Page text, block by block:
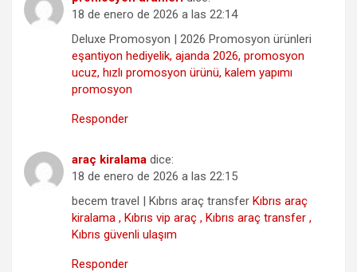
18 de enero de 2026 a las 22:14
Deluxe Promosyon | 2026 Promosyon ürünleri
eşantiyon hediyelik, ajanda 2026, promosyon
ucuz, hızlı promosyon ürünü, kalem yapımı
promosyon
Responder
araç kiralama dice:
18 de enero de 2026 a las 22:15
becem travel | Kıbrıs araç transfer Kıbrıs araç
kiralama , Kıbrıs vip araç , Kıbrıs araç transfer ,
Kıbrıs güvenli ulaşım
Responder